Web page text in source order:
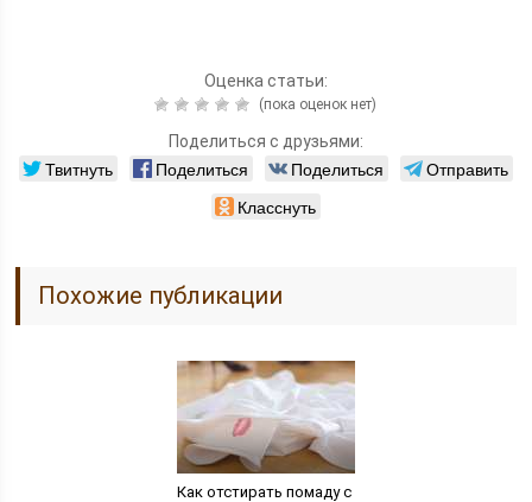
Оценка статьи:
(пока оценок нет)
Поделиться с друзьями:
Твитнуть Поделиться Поделиться
Отправить
Класснуть
Похожие публикации
Как отстирать помаду с